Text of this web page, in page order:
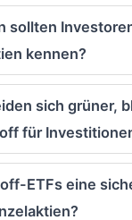
sollten
kennen?
sich grüner,
für
ETFs eine